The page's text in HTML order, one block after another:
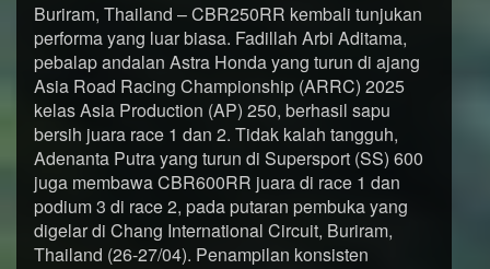
Buriram, Thailand – CBR250RR kembali tunjukan
performa yang luar biasa. Fadillah Arbi Aditama,
pebalap andalan Astra Honda yang turun di ajang
Asia Road Racing Championship (ARRC) 2025
kelas Asia Production (AP) 250, berhasil sapu
bersih juara race 1 dan 2. Tidak kalah tangguh,
Adenanta Putra yang turun di Supersport (SS) 600
juga membawa CBR600RR juara di race 1 dan
podium 3 di race 2, pada putaran pembuka yang
digelar di Chang International Circuit, Buriram,
Thailand (26-27/04). Penampilan konsisten